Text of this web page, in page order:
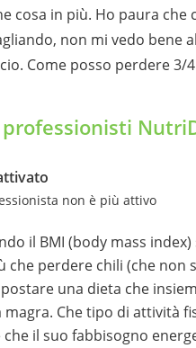
cosa in più. Ho paura
non mi vedo
Come posso perdere 3/4
non è più attivo
il BMI (body mass
che perdere chili (che
una dieta che
Che tipo di attività
il suo fabbisogno